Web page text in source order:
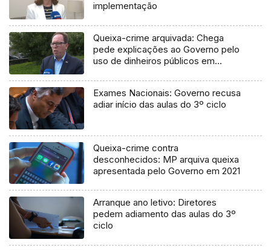
implementação
Queixa-crime arquivada: Chega
pede explicações ao Governo pelo
uso de dinheiros públicos em
Exames Nacionais: Governo recusa
adiar início das aulas do 3º ciclo
Queixa-crime contra
desconhecidos: MP arquiva queixa
apresentada pelo Governo em 2021
Arranque ano letivo: Diretores
pedem adiamento das aulas do 3º
ciclo